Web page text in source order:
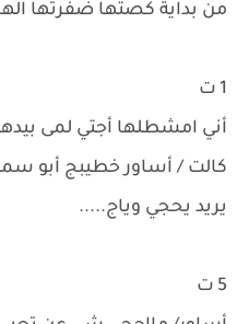
من بداية كصتها ضفرتها
1 ت
أني امشطلها أجتي لمى
كالت / أساور خطيبج أبو
يريد يحجي وياج.....
5 ت